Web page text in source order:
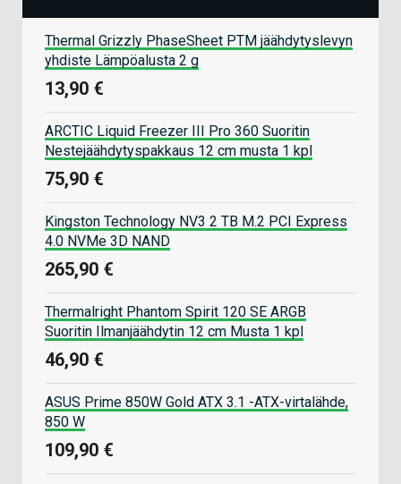
Thermal Grizzly PhaseSheet PTM jäähdytyslevyn
yhdiste Lämpöalusta 2 g
13,90 €
ARCTIC Liquid Freezer III Pro 360 Suoritin
Nestejäähdytyspakkaus 12 cm musta 1 kpl
75,90 €
Kingston Technology NV3 2 TB M.2 PCI Express
4.0 NVMe 3D NAND
265,90 €
Thermalright Phantom Spirit 120 SE ARGB
Suoritin Ilmanjäähdytin 12 cm Musta 1 kpl
46,90 €
ASUS Prime 850W Gold ATX 3.1 -ATX-virtalähde,
850 W
109,90 €